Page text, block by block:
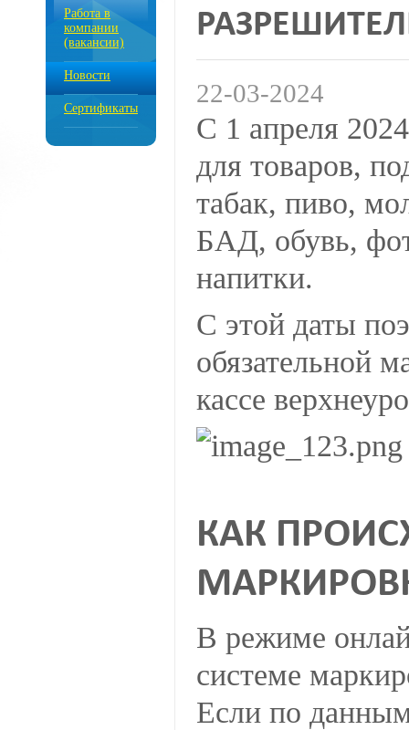
Работа в
компании
(вакансии)
Новости
Сертификаты
22-03-2024
С 1 апреля
для товаров,
табак, пиво,
БАД, обувь,
напитки.
С этой даты
обязательной
кассе
КАК
В режиме
системе
Если по